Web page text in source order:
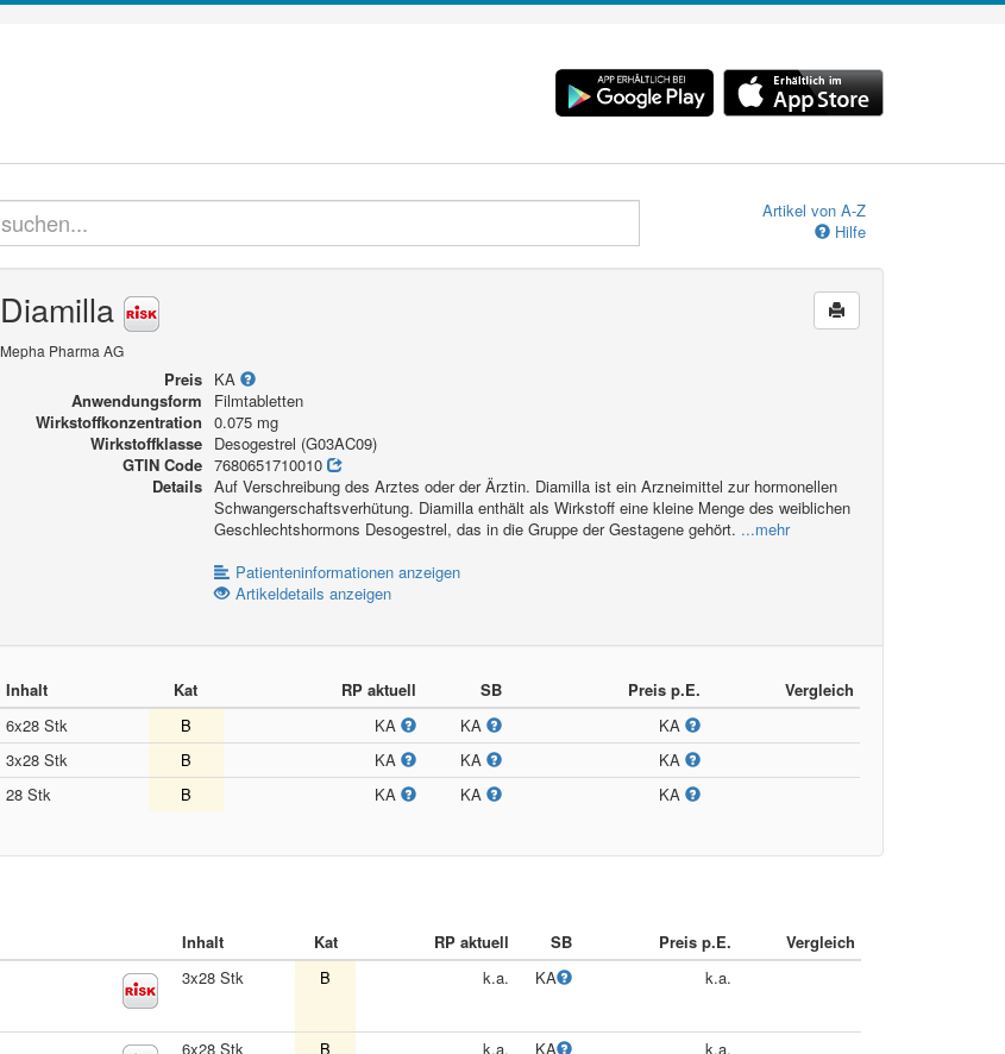
Artikel von A-Z
Hilfe
Diamilla
Mepha Pharma AG
Preis KA
Anwendungsform
Filmtabletten
Wirkstoffkonzentration 0.075 mg
Wirkstoffklasse Desogestrel (G03AC09)
GTIN Code 7680651710010
Details Auf Verschreibung des Arztes oder der Ärztin. Diamilla ist ein Arzneimittel zur hormonellen
Schwangerschaftsverhütung. Diamilla enthält als Wirkstoff eine kleine Menge des weiblichen
Geschlechtshormons Desogestrel, das in die Gruppe der Gestagene gehört. ...mehr
Patienteninformationen anzeigen
Artikeldetails anzeigen
Inhalt Kat RP aktuell SB Preis p.E.
Vergleich
6x28 Stk
B KA KA
KA
3x28 Stk
B KA KA
KA
28 Stk
B KA KA KA
Inhalt Kat RP aktuell SB Preis p.E.
Vergleich
3x28 Stk B k.a. KA k.a.
6x28 Stk B k.a. KA k.a.